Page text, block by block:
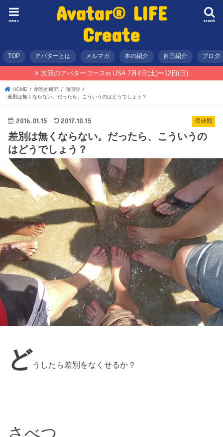
Avatar® LIFE
Create
search
menu
TOP アバターとは メルマガ 本の紹介 自己紹介 ブログ
次回のアバターコースin USA 7月4日(土)〜12日(日)
HOME 創造的研究
価値観
差別は無くならない。だったら、こういうのはどうでしょう？
価値観
2016.01.15 2017.10.15
差別は無くならない。だったら、こういうの
はどうでしょう？
どうしたら差別をなくせるか？
さべつ